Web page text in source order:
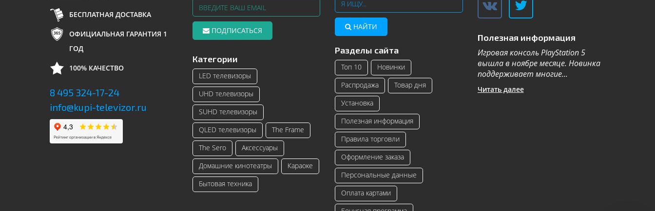
БЕСПЛАТНАЯ ДОСТАВКА
ОФИЦИАЛЬНАЯ ГАРАНТИЯ 1
ГОД
100% КАЧЕСТВО
8 495 324-17-24
info@kupi-televizor.ru
ПОДПИСАТЬСЯ
Категории
LED телевизоры
UHD телевизоры
SUHD телевизоры
QLED телевизоры
The Frame
The Sero
Аксессуары
Домашние кинотеатры
Караоке
Бытовая техника
НАЙТИ
Разделы сайта
Топ 10
Новинки
Распродажа
Товар дня
Установка
Полезная информация
Правила торговли
Оформление заказа
Персональные данные
Оплата картами
Полезная информация
Телевизоры Samsung с изогнутым
экраном – инновационные модели
телевизоро...
Читать далее
Читать далее
Игровая консоль PlayStation 5
вышла в ноябре месяце. Новинка
поддерживает многие...
Читать далее